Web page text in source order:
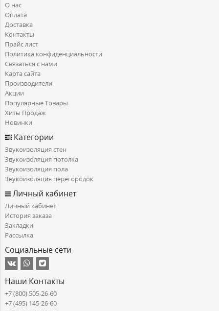
О нас
Оплата
Доставка
Контакты
Прайс лист
Политика конфиденциальности
Связаться с нами
Карта сайта
Производители
Акции
Популярные Товары
Хиты Продаж
Новинки
Категории
Звукоизоляция стен
Звукоизоляция потолка
Звукоизоляция пола
Звукоизоляция перегородок
Личный кабинет
Личный кабинет
История заказа
Закладки
Рассылка
Социальные сети
Наши Контакты
+7 (800) 505-26-60
+7 (495) 145-26-60